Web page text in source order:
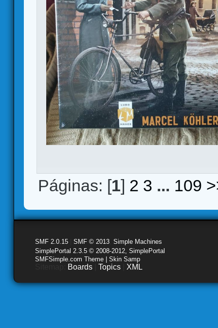
Páginas: [1] 2 3 ... 109
SMF 2.0.15 SMF © 2013 Simple Machines
SimplePortal 2.3.5 © 2008-2012, SimplePortal
SMFSimple.com Theme | Skin Samp
Boards Topics XML